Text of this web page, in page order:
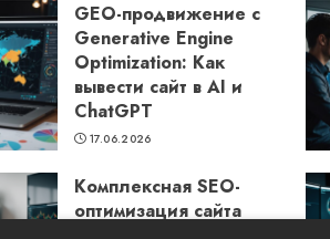
GEO-продвижение с
Generative Engine
Optimization: Как
вывести сайт в AI и
ChatGPT
17.06.2026
Комплексная SEO-
оптимизация сайта